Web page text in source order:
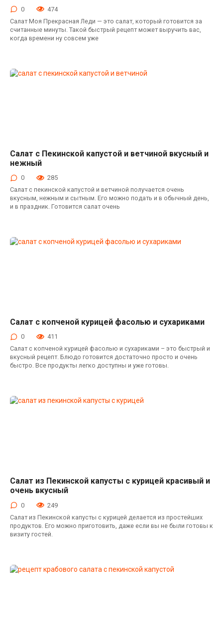
0
474
Салат Моя Прекрасная Леди — это салат, который готовится за
считанные минуты. Такой быстрый рецепт может выручить вас,
когда времени ну совсем уже
Салаты с пекинской капустой
Салат с Пекинской капустой и ветчиной вкусный и
нежный
0
285
Салат с пекинской капустой и ветчиной получается очень
вкусным, нежным и сытным. Его можно подать и в обычный день,
и в праздник. Готовится салат очень
Салат с копченой курицей фасолью и сухариками
0
411
Салат с копченой курицей фасолью и сухариками – это быстрый и
вкусный рецепт. Блюдо готовится достаточно просто и очень
быстро. Все продукты легко доступны и уже готовы.
Салаты с пекинской капустой
Салат из Пекинской капусты с курицей красивый и
очень вкусный
0
249
Салат из Пекинской капусты с курицей делается из простейших
продуктов. Его можно приготовить, даже если вы не были готовы к
визиту гостей.